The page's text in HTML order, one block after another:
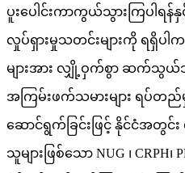
ပူးပေါင်းကာကွယ်သွားကြပါရန်
လှုပ်ရှားမှုသတင်းများကို ရရှိပါ
များအား လျှို့ဝှက်စွာ ဆက်သွယ်
အကြမ်းဖက်သမားများ ရပ်တ
ဆောင်ရွက်ခြင်းဖြင့် နိုင်ငံအ
သူများဖြစ်သော NUG ၊ CRPH